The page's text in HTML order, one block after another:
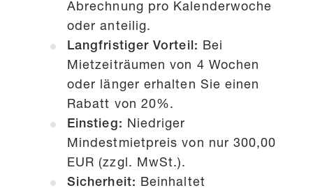
Abrechnung pro Kalenderwoche
oder anteilig.
Langfristiger Vorteil: Bei
Mietzeiträumen von 4 Wochen
oder länger erhalten Sie einen
Rabatt von 20%.
Einstieg: Niedriger
Mindestmietpreis von nur 300,00
EUR (zzgl. MwSt.).
Sicherheit: Beinhaltet